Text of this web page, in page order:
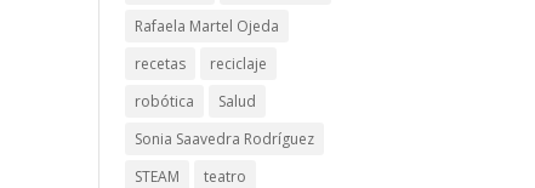
Rafaela Martel Ojeda
recetas
reciclaje
robótica
Salud
Sonia Saavedra Rodríguez
STEAM
teatro